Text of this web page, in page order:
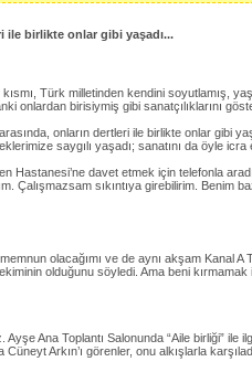
ile birlikte onlar gibi yaşadı...
Türk milletinden kendini soyutlamış,
onlardan birisiymiş gibi sanatçılıklarını
onların dertleri ile birlikte onlar gibi
saygılı yaşadı; sanatını da öyle icra
Hastanesi’ne davet etmek için telefonla
Çalışmazsam sıkıntıya girebilirim. Benim
olacağımı ve de aynı akşam Kanal
olduğunu söyledi. Ama beni kırmamak
Ana Toplantı Salonunda “Aile birliği”
Arkın’ı görenler, onu alkışlarla